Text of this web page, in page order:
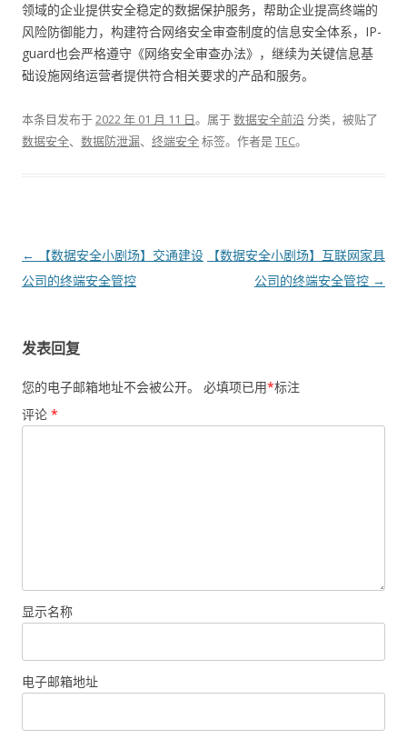
领域的企业提供安全稳定的数据保护服务，帮助企业提高终端的
风险防御能力，构建符合网络安全审查制度的信息安全体系，IP-
guard也会严格遵守《网络安全审查办法》，继续为关键信息基
础设施网络运营者提供符合相关要求的产品和服务。
本条目发布于2022 年 01 月 11 日。属于数据安全前沿分类，被贴了
数据安全、 数据防泄漏、 终端安全标签。 作者是TEC。
文章导航
←
【数据安全小剧场】交通建设
公司的终端安全管控
【数据安全小剧场】互联网家具
公司的终端安全管控 →
发表回复
您的电子邮箱地址不会被公开。 必填项已用*标注
评论 *
显示名称
电子邮箱地址